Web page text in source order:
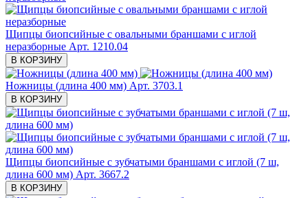
Щипцы биопсийные с овальными браншами с иглой
неразборные Арт. 1210.04
В КОРЗИНУ
Ножницы (длина 400 мм) Арт. 3703.1
В КОРЗИНУ
Щипцы биопсийные с зубчатыми браншами с иглой (7 ш,
длина 600 мм) Арт. 3667.2
В КОРЗИНУ